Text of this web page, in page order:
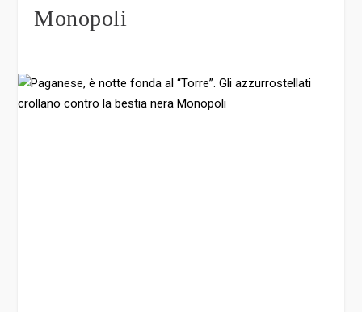
Monopoli